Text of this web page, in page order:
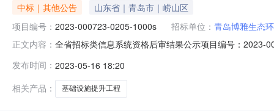
中标｜其他公告
山东省｜青岛市｜崂山区
项目编号： 2023-000723-0205-1000s 招标单位： 青岛博雅生态
正文内容： 全省招标类信息系统资格后审结果公示项目编号：2023-
管理有限公司联系人：任工联系电话：15318766742开
发布时间： 2023-05-16 18:20
相关产品：
基础设施提升工程